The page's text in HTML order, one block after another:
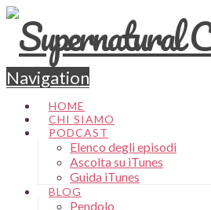
Navigation
HOME
CHI SIAMO
PODCAST
Elenco degli episodi
Ascolta su iTunes
Guida iTunes
BLOG
Pendolo